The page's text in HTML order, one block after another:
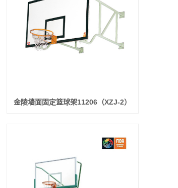
金陵墙面固定篮球架11206（XZJ-2）